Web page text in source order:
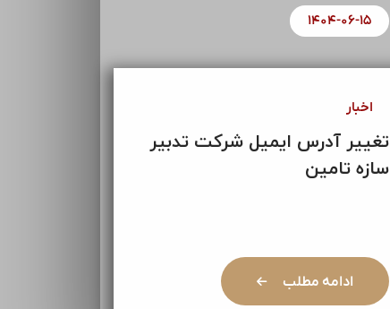
۱۴۰۴-۰۶-۱۵
اخبار
تغییر آدرس ایمیل شرکت تدبیر
سازه تامین
ادامه مطلب